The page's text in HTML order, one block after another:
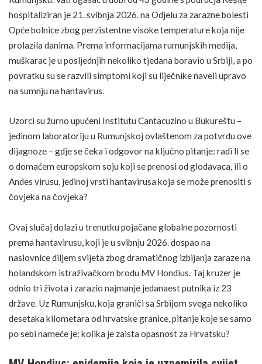
hospitaliziran je 21. svibnja 2026. na Odjelu za zarazne bolesti
Opće bolnice zbog perzistentne visoke temperature koja nije
prolazila danima. Prema informacijama rumunjskih medija,
muškarac je u posljednjih nekoliko tjedana boravio u Srbiji, a po
povratku su se razvili simptomi koji su liječnike naveli upravo
na sumnju na hantavirus.
Uzorci su žurno upućeni Institutu Cantacuzino u Bukureštu –
jedinom laboratoriju u Rumunjskoj ovlaštenom za potvrdu ove
dijagnoze – gdje se čeka i odgovor na ključno pitanje: radi li se
o domaćem europskom soju koji se prenosi od glodavaca, ili o
Andes virusu, jedinoj vrsti hantavirusa koja se može prenositi s
čovjeka na čovjeka?
Ovaj slučaj dolazi u trenutku pojačane globalne pozornosti
prema hantavirusu, koji je u svibnju 2026. dospao na
naslovnice diljem svijeta zbog dramatičnog izbijanja zaraze na
holandskom istraživačkom brodu MV Hondius. Taj kruzer je
odnio tri života i zarazio najmanje jedanaest putnika iz 23
države. Uz Rumunjsku, koja graniči sa Srbijom svega nekoliko
desetaka kilometara od hrvatske granice, pitanje koje se samo
po sebi nameće je: kolika je zaista opasnost za Hrvatsku?